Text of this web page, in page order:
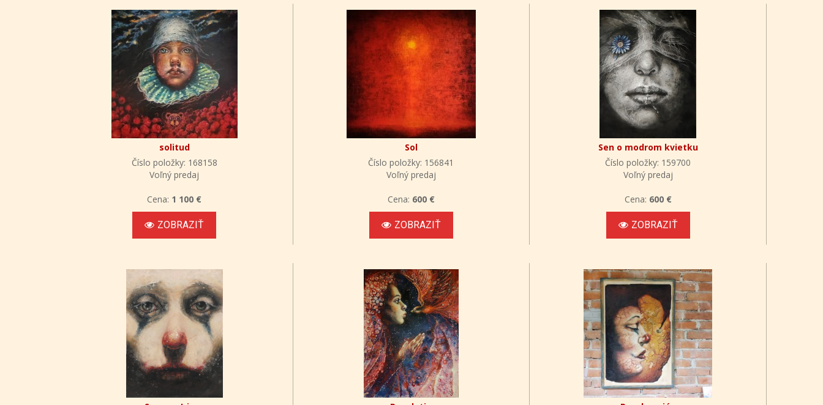
solitud
Číslo položky: 168158
Voľný predaj
Cena: 1 100 €
ZOBRAZIŤ
Sol
Číslo položky: 156841
Voľný predaj
Cena: 600 €
ZOBRAZIŤ
Sen o modrom kvietku
Číslo položky: 159700
Voľný predaj
Cena: 600 €
ZOBRAZIŤ